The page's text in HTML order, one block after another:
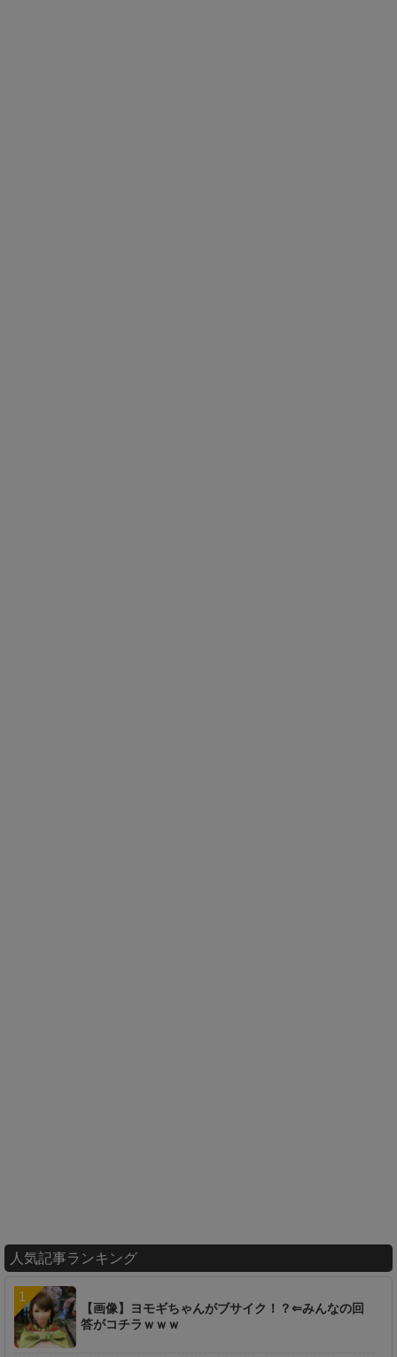
人気記事ランキング
【画像】ヨモギちゃんがブサイク！？⇐みんなの回
答がコチラｗｗｗ